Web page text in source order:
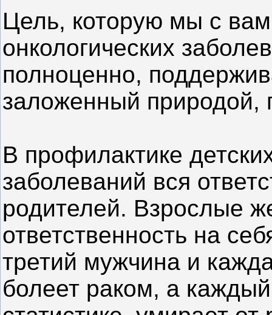
Цель, которую мы с
онкологических
полноценно,
заложенный природой,
В профилактике
заболеваний вся
родителей. Взрослые
ответственность на
третий мужчина и
болеет раком, а